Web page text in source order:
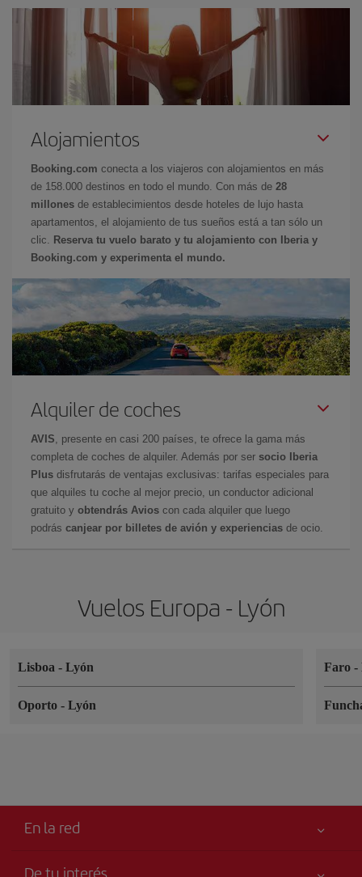
Alojamientos
Booking.com conecta a los viajeros con alojamientos en más
de 158.000 destinos en todo el mundo. Con más de 28
millones de establecimientos desde hoteles de lujo hasta
apartamentos, el alojamiento de tus sueños está a tan sólo un
clic.
Reserva tu vuelo barato y tu alojamiento con Iberia y
Booking.com y experimenta el mundo.
Alquiler de coches
AVIS , presente en casi 200 países, te ofrece la gama más
completa de coches de alquiler. Además por ser socio Iberia
Plus disfrutarás de ventajas exclusivas: tarifas especiales para
que alquiles tu coche al mejor precio, un conductor adicional
gratuito y obtendrás Avios con cada alquiler que luego
podrás canjear por billetes de avión y experiencias de ocio.
Vuelos Europa - Lyón
Lisboa - Lyón
Oporto - Lyón
Faro-
En la red
De tu interés